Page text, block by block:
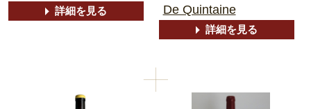
詳細を見る
De Quintaine
詳細を見る